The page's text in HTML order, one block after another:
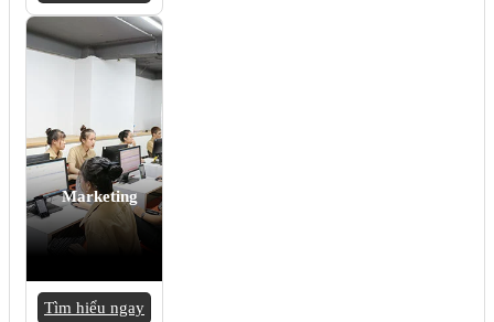
Marketing
Tìm hiểu ngay